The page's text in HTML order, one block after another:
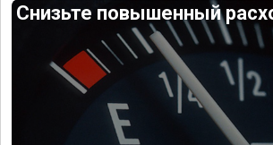
Снизьте повышенный